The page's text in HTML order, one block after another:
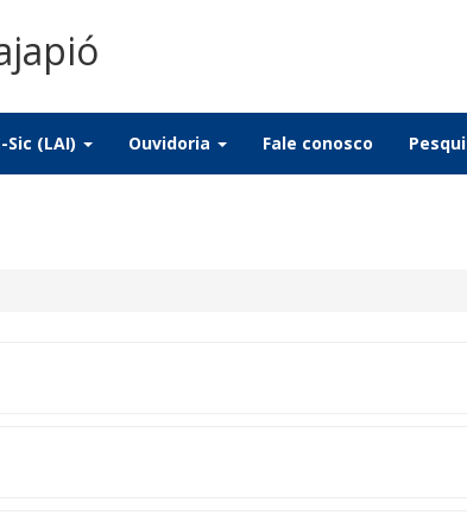
Sic (LAI) Ouvidoria Fale conosco